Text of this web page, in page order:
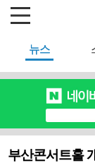
뉴스
부산콘서트홀